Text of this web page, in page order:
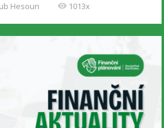
Hesoun 1013x